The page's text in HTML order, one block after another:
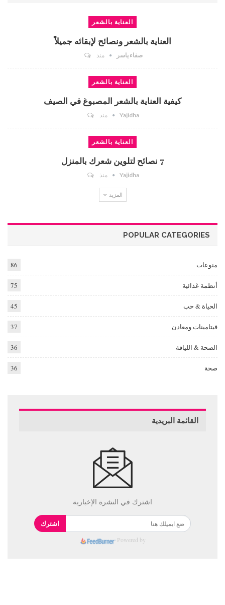
العناية بالشعر
العناية بالشعر ونصائح لإبقائه جميلاً
صفاء ياسر منذ
العناية بالشعر
كيفية العناية بالشعر المصبوغ في الصيف
Yajidha منذ
العناية بالشعر
7 نصائح لتلوين شعرك بالمنزل
Yajidha منذ
المزيد
POPULAR CATEGORIES
منوعات 86
أنظمة غذائية 75
الحياة & حب 45
فيتامينات ومعادن 37
الصحة & اللياقة 36
صحة 36
القائمة البريدية
اشترك في النشرة الإخبارية
اشترك
Powered by